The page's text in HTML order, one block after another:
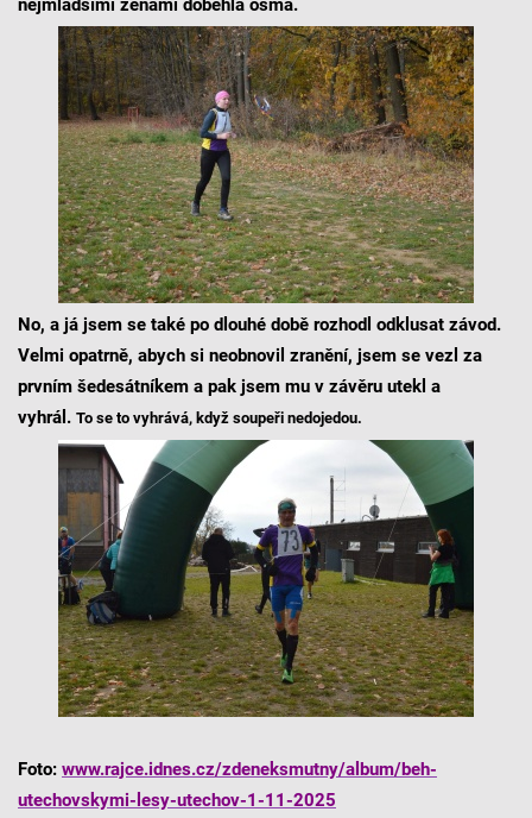
nejmladšími ženami doběhla osmá.
No, a já jsem se také po dlouhé době rozhodl odklusat závod.
Velmi opatrně, abych si neobnovil zranění, jsem se vezl za
prvním šedesátníkem a pak jsem mu v závěru utekl a
vyhrál. To se to vyhrává, když soupeři nedojedou.
Foto: www.rajce.idnes.cz/zdeneksmutny/album/beh-
utechovskymi-lesy-utechov-1-11-2025